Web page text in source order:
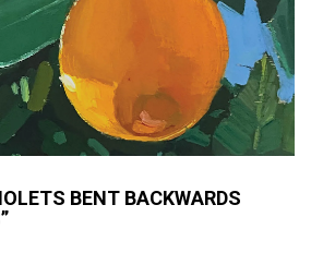
BENT BACKWARDS